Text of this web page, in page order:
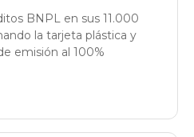
BNPL en sus 11.000
la tarjeta plástica y
emisión al 100%